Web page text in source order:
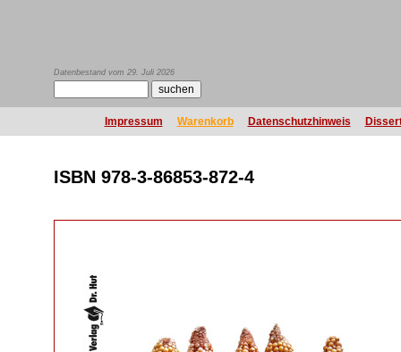
Datenbestand vom 29. Juli 2026
Impressum Warenkorb Datenschutzhinweis
ISBN 978-3-86853-872-4